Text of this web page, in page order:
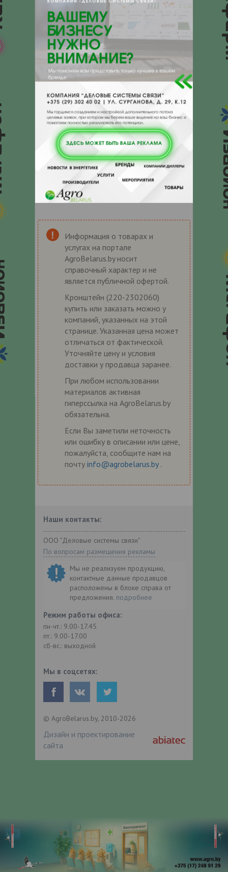
Информация о товарах и
услугах на портале
AgroBelarus.by носит
справочный характер и не
является публичной офертой.
Кронштейн (220-2302060)
купить или заказать можно у
компаний, указанных на этой
странице. Указанная цена может
отличаться от фактической.
Уточняйте цену и условия
доставки у продавца заранее.
При любом использовании
материалов активная
гиперссылка на AgroBelarus.by
обязательна.
Если Вы заметили неточность
или ошибку в описании или цене,
пожалуйста, сообщите нам на
почту info@agrobelarus.by .
Наши контакты:
ООО "Деловые системы связи"
По вопросам размещения рекламы
Мы не реализуем продукцию,
контактные данные продавцов
расположены в блоке справа от
предложения. подробнее
Режим работы офиса:
пн-чт.: 9.00-17.45
пт.: 9.00-17.00
сб-вс.: выходной
Мы в соцсетях:
© AgroBelarus.by, 2010-2026
Дизайн и проектирование
сайта